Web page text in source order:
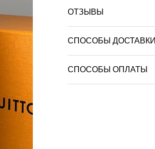
ОТЗЫВЫ
СПОСОБЫ ДОСТАВКИ
СПОСОБЫ ОПЛАТЫ